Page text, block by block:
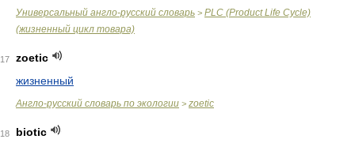
Универсальный англо-русский словарь > PLC (Product Life Cycle)
(жизненный цикл товара)
17
zoetic
жизненный
Англо-русский словарь по экологии > zoetic
18
biotic